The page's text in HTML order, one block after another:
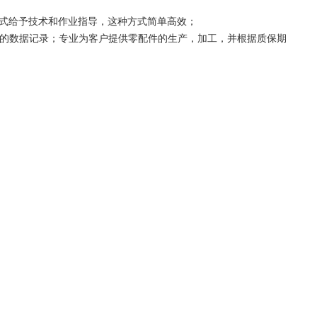
予技术和作业指导，这种方式简单高效；
数据记录；专业为客户提供零配件的生产，加工，并根据质保期